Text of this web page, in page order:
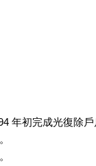
年初完成光復除